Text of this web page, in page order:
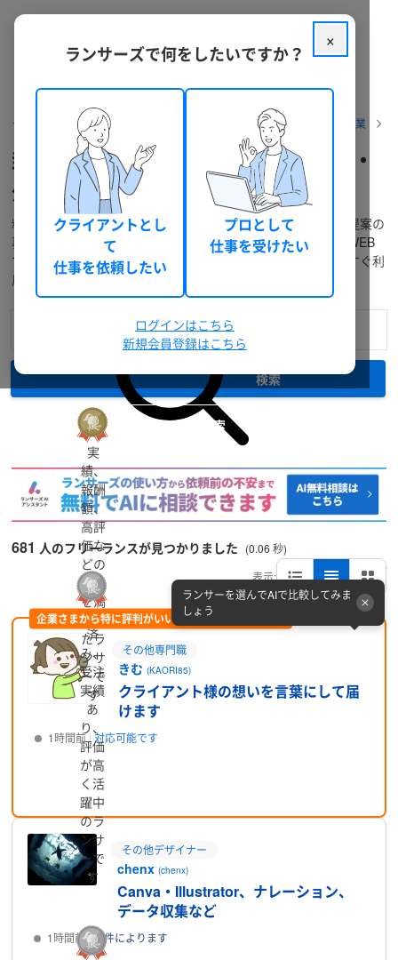
クラウドソーシング ランサーズ フリーランスを探す タスク・作業
封入作業をフリーランス個人へ依頼・
外注
料金・口コミ・実績などで封入作業のフリーランスを検索！提案の
募集、業務委託での個人発注・外注から仕事の代行依頼までWEB
で完結！「相談～支払い」もスムーズで簡単！無料登録で今すぐ利
用できます。
検索
詳細検索
681 人のフリーランスが見つかりました (0.06 秒)
表示:
企業さまから特に評判がいい方をピックアップ (PR)
実
績、
報酬
額、
高評
価な
どの
条件
を満
たし
たラ
ンサ
ーで
す
その他専門職
きむ(KAORI85)
クライアント様の想いを言葉にして届
けます
ランサーを選んでAIで比較してみま
しょう
1時間前 対応可能です
認証
済
み、
受注
実績
あ
り、
評価
が高
く活
躍中
のラ
ンサ
ーで
す
その他デザイナー
chenx(chenx)
Canva・Illustrator、ナレーション、
データ収集など
1時間前 案件によります
×
ランサーズで何をしたいですか？
クライアントとし
て
仕事を依頼したい
プロとして
仕事を受けたい
ログインはこちら
新規会員登録はこちら